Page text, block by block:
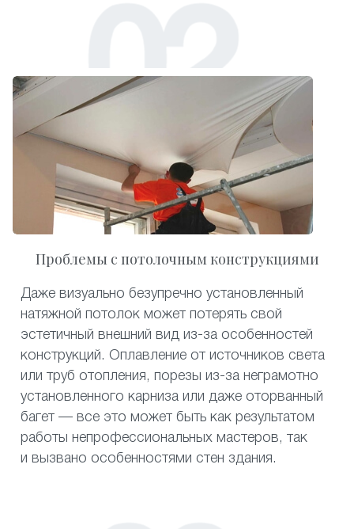
Проблемы с потолочным конструкциями
Даже визуально безупречно установленный
натяжной потолок может потерять свой
эстетичный внешний вид из-за особенностей
конструкций. Оплавление от источников света
или труб отопления, порезы из-за неграмотно
установленного карниза или даже оторванный
багет — все это может быть как результатом
работы непрофессиональных мастеров, так
и вызвано особенностями стен здания.